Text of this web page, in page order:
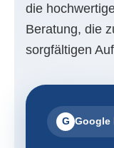
die
Beratung, die
sorgfältigen
G Google